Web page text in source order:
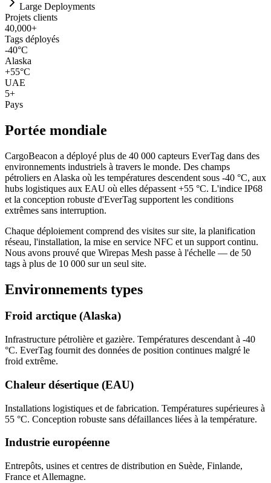
Large Deployments
Projets clients
40,000+
Tags déployés
-40°C
Alaska
+55°C
UAE
5+
Pays
Portée mondiale
CargoBeacon a déployé plus de 40 000 capteurs EverTag dans des
environnements industriels à travers le monde. Des champs
pétroliers en Alaska où les températures descendent sous -40 °C, aux
hubs logistiques aux EAU où elles dépassent +55 °C. L'indice IP68
et la conception robuste d'EverTag supportent les conditions
extrêmes sans interruption.
Chaque déploiement comprend des visites sur site, la planification
réseau, l'installation, la mise en service NFC et un support continu.
Nous avons prouvé que Wirepas Mesh passe à l'échelle — de 50
tags à plus de 10 000 sur un seul site.
Environnements types
Froid arctique (Alaska)
Infrastructure pétrolière et gazière. Températures descendant à -40
°C. EverTag fournit des données de position continues malgré le
froid extrême.
Chaleur désertique (EAU)
Installations logistiques et de fabrication. Températures supérieures à
55 °C. Conception robuste sans défaillances liées à la température.
Industrie européenne
Entrepôts, usines et centres de distribution en Suède, Finlande,
France et Allemagne.